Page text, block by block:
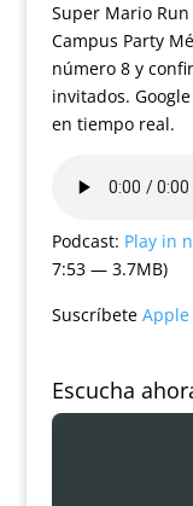
Super Mario
Campus Party
número 8 y
invitados.
en tiempo real.
Podcast: Play in
7:53 — 3.7MB)
Suscríbete Apple
Escucha